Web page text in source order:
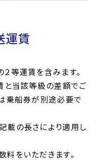
運賃
等運賃を含みます。
と当該等級の差額でご
乗船券が別途必要で
載の長さにより適用し
をいただきます。